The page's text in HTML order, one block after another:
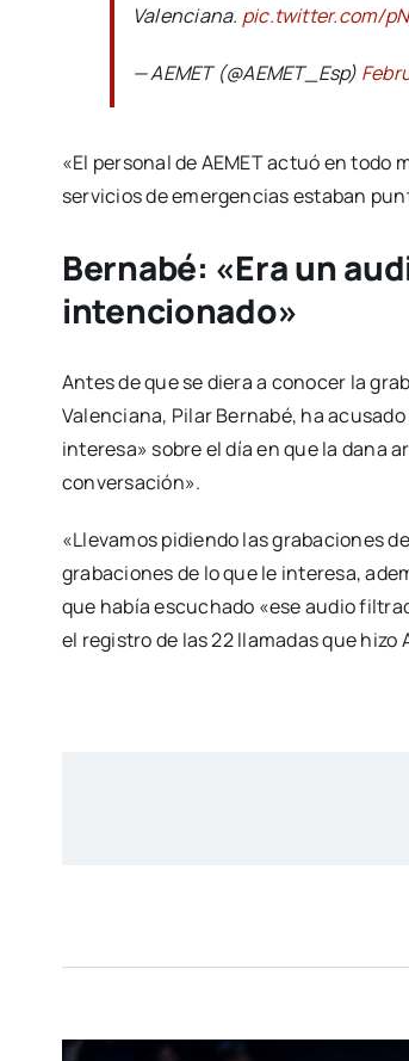
Valenciana. pic.twitter.com/
— AEMET (@AEMET_Esp)
«El personal de AEMET actuó en
servicios de emergencias estaban
Bernabé: «Era un
intencionado»
Antes de que se diera a conocer la
Valenciana, Pilar Bernabé, ha
interesa» sobre el día en que la dana
conversación».
«Llevamos pidiendo las grabaciones
grabaciones de lo que le interesa,
que había escuchado «ese audio
el registro de las 22 llamadas que